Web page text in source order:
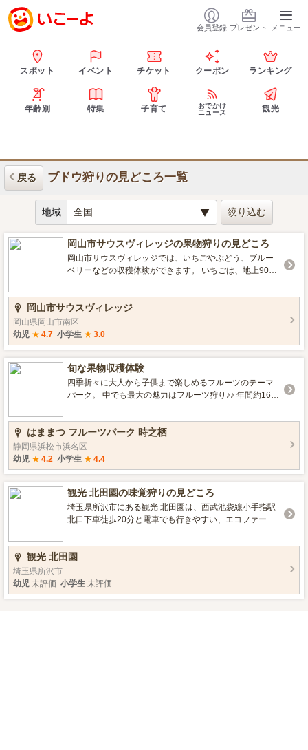
会員登録 プレゼント メニュー
スポット イベント チケット クーポン ランキング
年齢別 特集 子育て
おでかけ
ニュース
観光
戻る ブドウ狩りの見どころ一覧
地域
岡山市サウスヴィレッジの果物狩りの見どころ
岡山市サウスヴィレッジでは、いちごやぶどう、ブルー
ベリーなどの収穫体験ができます。 いちごは、地上90cm
のまま洗わずに食べることができます。ハウス栽培なの
で雨天時でも「いちご狩り」が楽しめます。いちごの品
種は「章姫 (あきひめ)」「かおりの」の他に「やよいひ
め」「おいＣベリー（晴苺）」の全4品種を栽培していま
す。 ぶどうは「紫玉」「安芸クイーン」「ピオーネ」
「ベリーＡ」「シャインマスカット」「オーロラブラッ
ク」などの品種があります。甘さ・香り・旨味、それぞ
れに特徴が有って、どれもとっても美味しいぶどうで
す。 豊かな自然あふれる南欧風農業公園で、美味しい果
いちご：1月 ～ 5月 ぶどう：8月 ～ 9月中旬ごろ ※2
016年9月情報。詳細を確認されたい場合には、直接施設
へお問い合わせ下さい。 （味覚狩り特集2017 いこーよ
編集部） （2024修正 岡山市サウスヴィレッジ）
岡山市サウスヴィレッジ
岡山県岡山市南区
幼児 ★ 4.7 小学生 ★ 3.0
旬な果物収穫体験
四季折々に大人から子供まで楽しめるフルーツのテーマ
パーク。 中でも最大の魅力はフルーツ狩り♪♪ 年間約16種
単位の量り売り
はままつ フルーツパーク 時之栖
静岡県浜松市浜名区
幼児 ★ 4.2 小学生 ★ 4.4
観光 北田園の味覚狩りの見どころ
埼玉県所沢市にある観光 北田園は、西武池袋線小手指駅
北口下車徒歩20分と電車でも行きやすい、エコファーマ
の広大な園内では、すもも狩りや梨狩り、ぶどう狩りを
楽しむことができます。また、園主手作りの木製ローラ
楽しむことができる農園です。 ■その他情報 【味覚狩り
カレンダー】 すもも：7月中旬～7月下旬 ブドウ：8月上
観光 北田園
埼玉県所沢市
幼児 未評価 小学生 未評価